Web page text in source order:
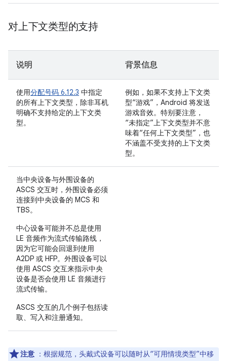
对上下文类型的支持
说明 背景信息
使用分配号码 6.12.3 中指定
的所有上下文类型，除非耳机
明确不支持给定的上下文类
型。
例如，如果不支持上下文类
型“游戏”，Android 将发送
游戏音效。特别要注意，
“未指定”上下文类型并不意
味着“任何上下文类型”，也
不涵盖不受支持的上下文类
型。
当中央设备与外围设备的
ASCS 交互时，外围设备必须
连接到中央设备的 MCS 和
TBS。
中心设备可能并不总是使用
LE 音频作为流式传输路线，
因为它可能会回退到使用
A2DP 或 HFP。外围设备可以
使用 ASCS 交互来指示中央
设备是否会使用 LE 音频进行
流式传输。
ASCS 交互的几个例子包括读
取、写入和注册通知。
注意 ：根据规范，头戴式设备可以随时从“可用情境类型”中移